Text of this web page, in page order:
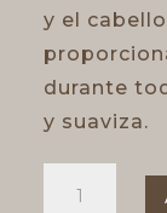
y el
durante
y suaviza.
RIZOS